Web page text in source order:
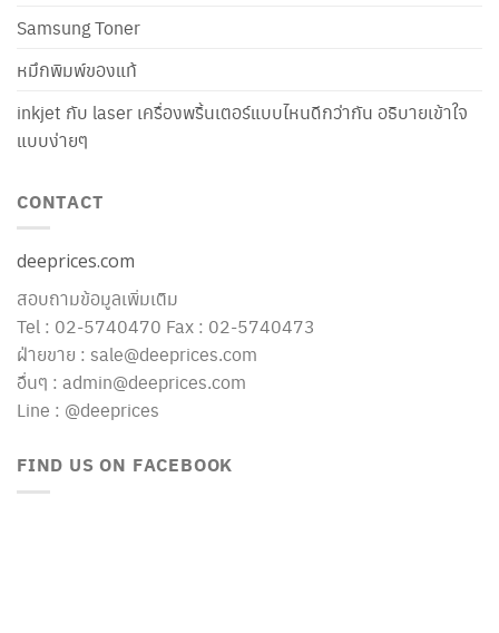
Samsung Toner
หมึกพิมพ์ของแท้
inkjet กับ laser เครื่องพริ้นเตอร์แบบไหนดีกว่ากัน อธิบายเข้าใจ
แบบง่ายๆ
CONTACT
deeprices.com
สอบถามข้อมูลเพิ่มเติม
Tel : 02-5740470 Fax : 02-5740473
ฝ่ายขาย : sale@deeprices.com
อื่นๆ : admin@deeprices.com
Line : @deeprices
FIND US ON FACEBOOK